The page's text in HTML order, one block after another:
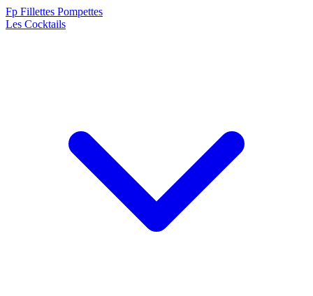
Fp Fillettes Pompettes
Les Cocktails